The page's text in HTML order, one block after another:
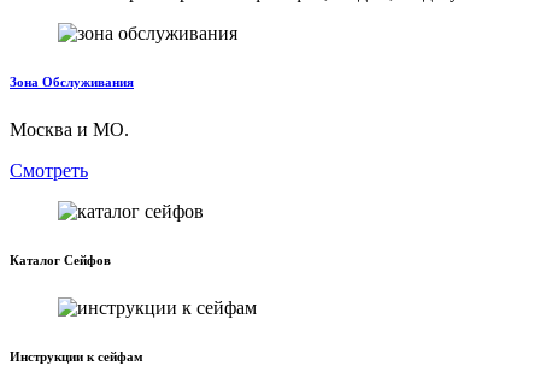
Зона Обслуживания
Москва и МО.
Смотреть
Каталог Сейфов
Инструкции к сейфам